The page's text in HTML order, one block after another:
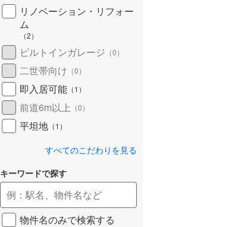
リノベーション・リフォー
ム
（2）
ビルトインガレージ （0）
二世帯向け （0）
即入居可能 （1 ）
前道6m以上 （0）
平坦地 （1 ）
すべてのこだわりを見る
キーワードで探す
物件名のみで検索する